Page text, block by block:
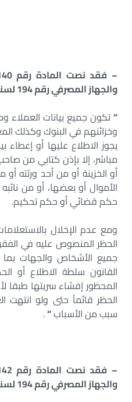
والجهاز المصرفي رقم 194 لسنة 2020 على أن : –
“تكون جميع بيانات العملاء
وخزائنهم في البنوك وكذلك
يجوز الاطلاع عليها أو إعطاء
مباشر، إلا بإذن كتابي من
أو الخزينة أو من أحد ورثته
الأموال أو بعضها، أو من
حكم قضائي أو حكم تحكيم.
ومع عدم الإخلال
الحظر المنصوص عليه في
جميع الأشخاص والجهات
القانون سلطة الاطلاع أو
المحظور إفشاء سريتها طبقا
الحظر قائماً حتى ولو انتهت
سبب من الأسباب“
.
والجهاز المصرفي رقم 194 لسنة 2020 على أن : –